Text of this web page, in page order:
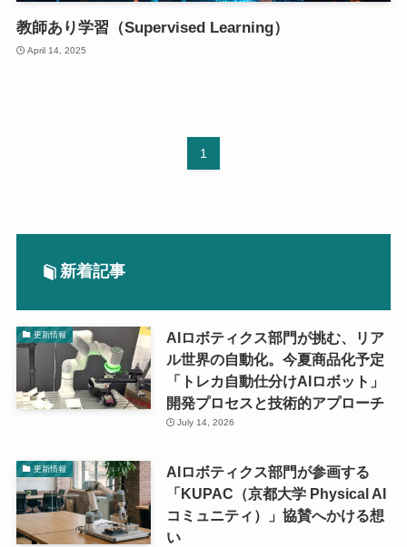
教師あり学習（Supervised Learning）
April 14, 2025
1
新着記事
更新情報
AIロボティクス部門が挑む、リア
ル世界の自動化。今夏商品化予定
「トレカ自動仕分けAIロボット」
開発プロセスと技術的アプローチ
July 14, 2026
更新情報
AIロボティクス部門が参画する
「KUPAC（京都大学 Physical AI
コミュニティ）」協賛へかける想
い